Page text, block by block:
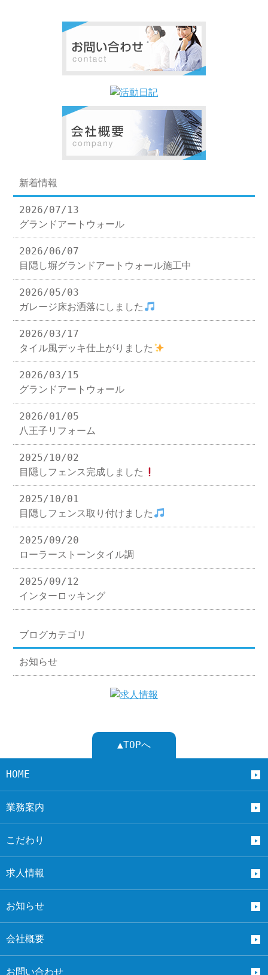
新着情報
2026/07/13
グランドアートウォール
2026/06/07
目隠し塀グランドアートウォール施工中
2026/05/03
ガレージ床お洒落にしました
2026/03/17
タイル風デッキ仕上がりました
2026/03/15
グランドアートウォール
2026/01/05
八王子リフォーム
2025/10/02
目隠しフェンス完成しました
2025/10/01
目隠しフェンス取り付けました
2025/09/20
ローラーストーンタイル調
2025/09/12
インターロッキング
ブログカテゴリ
お知らせ
▲TOPへ
HOME
業務案内
こだわり
求人情報
お知らせ
会社概要
お問い合わせ